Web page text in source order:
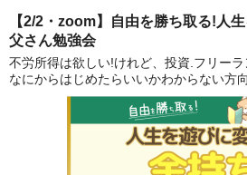
【2/2・zoom】自由を勝ち取る!人
父さん勉強会
不労所得は欲しい!けれど、投資.フリーラ
なにからはじめたらいいかわからない方